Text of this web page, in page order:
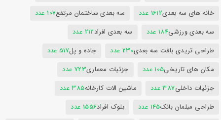
خانه های سه بعدی1612 عدد سه بعدی ساختمان مرتفع107 عدد
سه بعدی ورزشی184 عدد سه بعدی افراد212 عدد
طراحی تریدی بافت سه بعدی230 عدد جاده و پل517 عدد
مکان های تاریخی105 عدد جزئیات معماری723 عدد
جزئیات داخلی387 عدد ماشین الات کارخانه385 عدد
طراحی مبلمان بانک145 عدد بلوک افراد1556 عدد